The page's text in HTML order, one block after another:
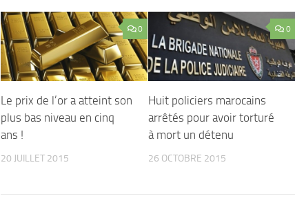
0
Le prix de l’or a atteint son
plus bas niveau en cinq
ans !
20 JUILLET 2015
0
Huit policiers marocains
arrêtés pour avoir torturé
à mort un détenu
26 OCTOBRE 2015